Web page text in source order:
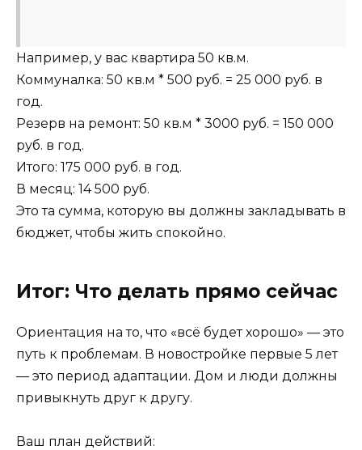
Например, у вас квартира 50 кв.м.
Коммуналка: 50 кв.м * 500 руб. = 25 000 руб. в
год.
Резерв на ремонт: 50 кв.м * 3000 руб. = 150 000
руб. в год.
Итого: 175 000 руб. в год.
В месяц: 14 500 руб.
Это та сумма, которую вы должны закладывать в
бюджет, чтобы жить спокойно.
Итог: Что делать прямо сейчас
Ориентация на то, что «всё будет хорошо» — это
путь к проблемам. В новостройке первые 5 лет
— это период адаптации. Дом и люди должны
привыкнуть друг к другу.
Ваш план действий: